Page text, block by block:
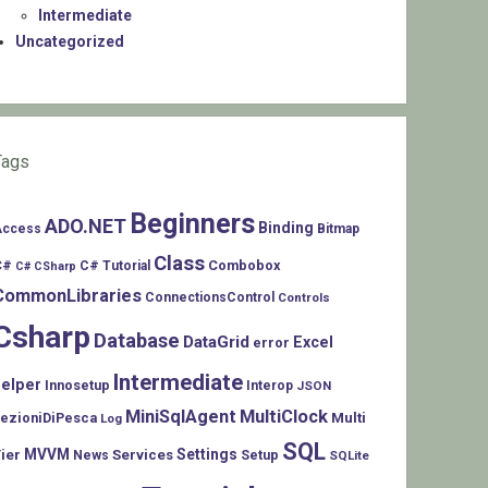
Intermediate
Uncategorized
ADO.NET Beginners Binding Bitmap
C# CSharp C# Tutorial Class Combobox
ConnectionsControl Controls
Database DataGrid error Excel
Innosetup Intermediate Interop JSON
Log MiniSqlAgent MultiClock Multi
MVVM News Services Settings Setup SQL SQLite